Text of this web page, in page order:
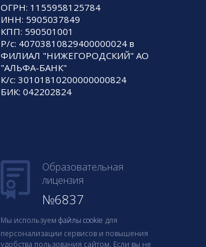
ОГРН: 1155958125784
ИНН: 5905037849
КПП: 590501001
Р/с: 40703810829400000024 в
ФИЛИАЛ "НИЖЕГОРОДСКИЙ" АО
"АЛЬФА-БАНК"
К/с: 30101810200000000824
БИК: 042202824
Образовательная
лицензия
№6837
Мы используем файлы cookie для
персонализации сервисов и повышения
удобства пользования сайтом. Если вы не